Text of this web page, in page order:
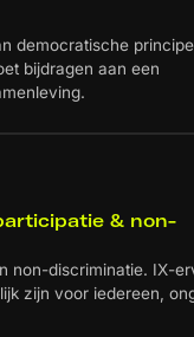
democratische
bijdragen aan een
& non-
non-discriminatie. IX-
zijn voor iedereen,